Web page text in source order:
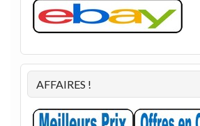
AFFAIRES !